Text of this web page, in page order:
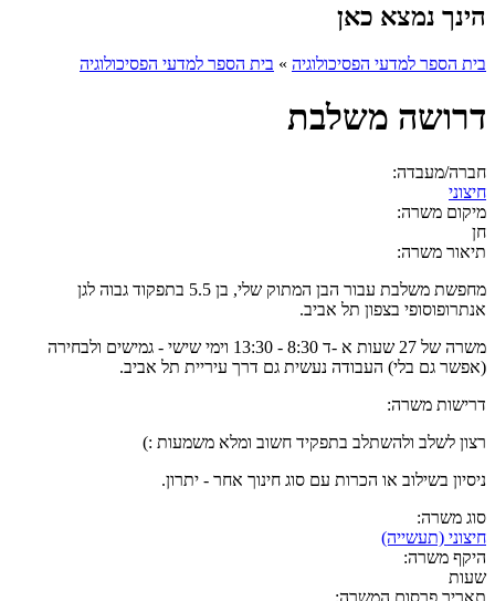
הינך נמצא כאן
בית הספר למדעי הפסיכולוגיה » בית הספר למדעי הפסיכולוגיה
דרושה משלבת
חברה/מעבדה:
חיצוני
מיקום משרה:
חן
תיאור משרה:
מחפשת משלבת עבור הבן המתוק שלי, בן 5.5 בתפקוד גבוה לגן
אנתרופוסופי בצפון תל אביב.
משרה של 27 שעות א -ד 8:30 - 13:30 וימי שישי - גמישים ולבחירה
(אפשר גם בלי) העבודה נעשית גם דרך עיריית תל אביב.
דרישות משרה:
רצון לשלב ולהשתלב בתפקיד חשוב ומלא משמעות :)
ניסיון בשילוב או הכרות עם סוג חינוך אחר - יתרון.
סוג משרה:
חיצוני (תעשייה)
היקף משרה:
שעות
תאריך פרסום המשרה: